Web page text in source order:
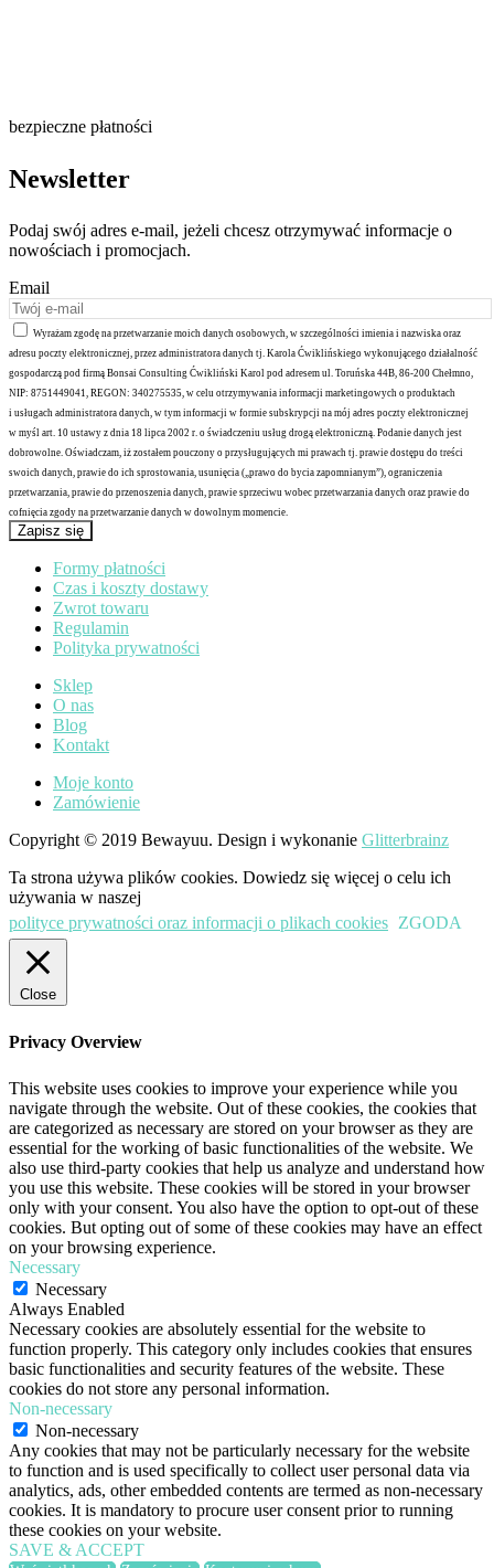
bezpieczne płatności
Newsletter
Podaj swój adres e-mail, jeżeli chcesz otrzymywać informacje o
nowościach i promocjach.
Email
Wyrażam zgodę na przetwarzanie moich danych osobowych, w szczególności imienia i nazwiska oraz
adresu poczty elektronicznej, przez administratora danych tj. Karola Ćwiklińskiego wykonującego działalność
gospodarczą pod firmą Bonsai Consulting Ćwikliński Karol pod adresem ul. Toruńska 44B, 86-200 Chełmno,
NIP: 8751449041, REGON: 340275535, w celu otrzymywania informacji marketingowych o produktach
i usługach administratora danych, w tym informacji w formie subskrypcji na mój adres poczty elektronicznej
w myśl art. 10 ustawy z dnia 18 lipca 2002 r. o świadczeniu usług drogą elektroniczną. Podanie danych jest
dobrowolne. Oświadczam, iż zostałem pouczony o przysługujących mi prawach tj. prawie dostępu do treści
swoich danych, prawie do ich sprostowania, usunięcia („prawo do bycia zapomnianym”), ograniczenia
przetwarzania, prawie do przenoszenia danych, prawie sprzeciwu wobec przetwarzania danych oraz prawie do
cofnięcia zgody na przetwarzanie danych w dowolnym momencie.
Zapisz się
Formy płatności
Czas i koszty dostawy
Zwrot towaru
Regulamin
Polityka prywatności
Sklep
O nas
Blog
Kontakt
Moje konto
Zamówienie
Copyright © 2019 Bewayuu. Design i wykonanie Glitterbrainz
Ta strona używa plików cookies. Dowiedz się więcej o celu ich
używania w naszej
polityce prywatności oraz informacji o plikach cookies ZGODA
Close
Privacy Overview
This website uses cookies to improve your experience while you
navigate through the website. Out of these cookies, the cookies that
are categorized as necessary are stored on your browser as they are
essential for the working of basic functionalities of the website. We
also use third-party cookies that help us analyze and understand how
you use this website. These cookies will be stored in your browser
only with your consent. You also have the option to opt-out of these
cookies. But opting out of some of these cookies may have an effect
on your browsing experience.
Necessary
Necessary
Always Enabled
Necessary cookies are absolutely essential for the website to
function properly. This category only includes cookies that ensures
basic functionalities and security features of the website. These
cookies do not store any personal information.
Non-necessary
Non-necessary
Any cookies that may not be particularly necessary for the website
to function and is used specifically to collect user personal data via
analytics, ads, other embedded contents are termed as non-necessary
cookies. It is mandatory to procure user consent prior to running
these cookies on your website.
SAVE & ACCEPT